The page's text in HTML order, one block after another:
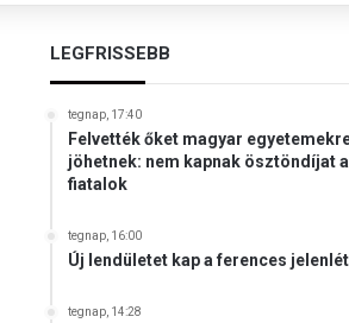
LEGFRISSEBB
tegnap, 17:40
Felvették őket magyar
jöhetnek: nem kapnak ösztöndíjat
fiatalok
tegnap, 16:00
Új lendületet kap a ferences
tegnap, 14:28